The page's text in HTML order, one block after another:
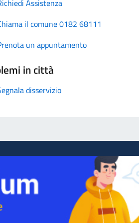
Assistenza
il comune 0182 68111
un appuntamento
in città
disservizio